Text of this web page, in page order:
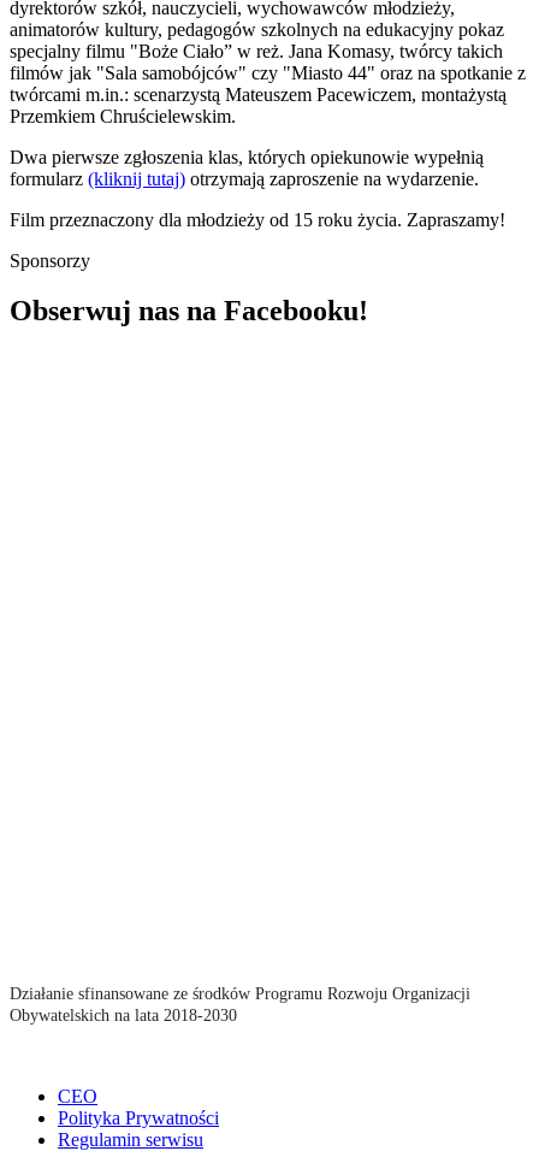
dyrektorów szkół, nauczycieli, wychowawców młodzieży,
animatorów kultury, pedagogów szkolnych na edukacyjny pokaz
specjalny filmu "Boże Ciało” w reż. Jana Komasy, twórcy takich
filmów jak "Sala samobójców" czy "Miasto 44" oraz na spotkanie z
twórcami m.in.: scenarzystą Mateuszem Pacewiczem, montażystą
Przemkiem Chruścielewskim.
Dwa pierwsze zgłoszenia klas, których opiekunowie wypełnią
formularz (kliknij tutaj) otrzymają zaproszenie na wydarzenie.
Film przeznaczony dla młodzieży od 15 roku życia. Zapraszamy!
Sponsorzy
Obserwuj nas na Facebooku!
Działanie sfinansowane ze środków Programu Rozwoju Organizacji
Obywatelskich na lata 2018-2030
CEO
Polityka Prywatności
Regulamin serwisu